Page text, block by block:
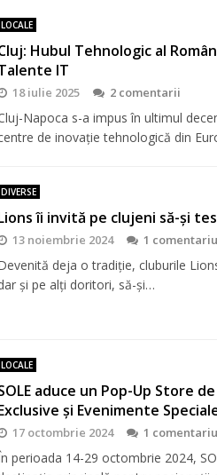
LOCALE
Hubul Tehnologic al
IT
18 iulie 2025 2 comentarii
Napoca s-a impus în ultimul
de inovație tehnologică din
DIVERSE
îi invită pe clujeni să-şi
13 noiembrie 2024 1 comentariu
deja o tradiţie, cluburile
şi pe alţi doritori, să-şi…
LOCALE
aduce un Pop-Up Store
și Evenimente
17 octombrie 2024 1 comentariu
perioada 14-29 octombrie 2024,